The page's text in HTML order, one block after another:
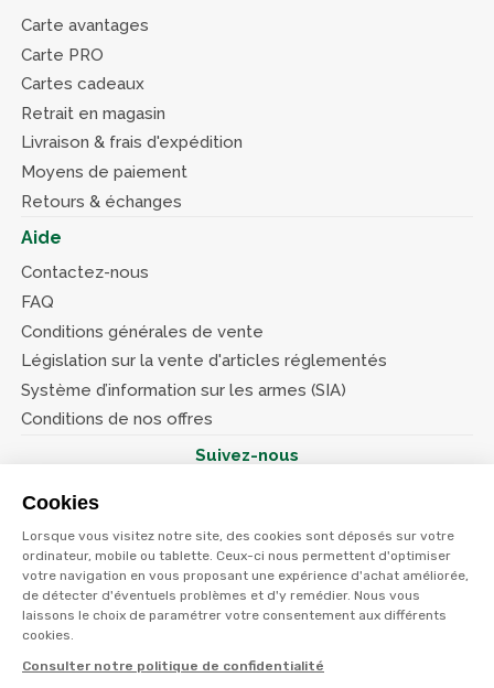
Cookies
Lorsque vous visitez notre site, des cookies sont déposés sur votre
ordinateur, mobile ou tablette. Ceux-ci nous permettent d'optimiser
votre navigation en vous proposant une expérience d'achat améliorée,
de détecter d'éventuels problèmes et d'y remédier. Nous vous
laissons le choix de paramétrer votre consentement aux différents
cookies.
Consulter notre politique de confidentialité
Carte avantages
Carte PRO
Cartes cadeaux
Retrait en magasin
Livraison & frais d'expédition
Moyens de paiement
Retours & échanges
Aide
Contactez-nous
FAQ
Conditions générales de vente
Législation sur la vente d'articles réglementés
Système d’information sur les armes (SIA)
Conditions de nos offres
Suivez-nous
© Terres et eaux 2026
Politique de confidentialité
Mentions légales
CGV